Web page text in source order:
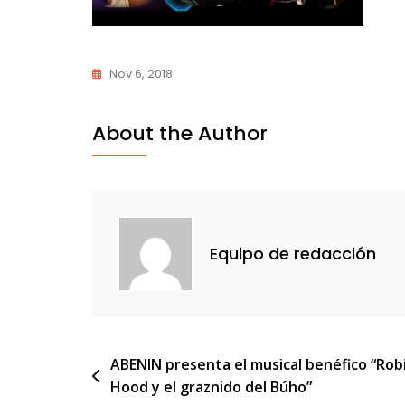
Nov 6, 2018
About the Author
Equipo de redacción
Navegación
de
ABENIN presenta el musical benéfico
Hood y el graznido del Búho”